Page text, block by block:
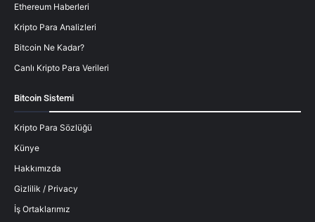
Ethereum Haberleri
Kripto Para Analizleri
Bitcoin Ne Kadar?
Canlı Kripto Para Verileri
Bitcoin Sistemi
Kripto Para Sözlüğü
Künye
Hakkımızda
Gizlilik / Privacy
İş Ortaklarımız